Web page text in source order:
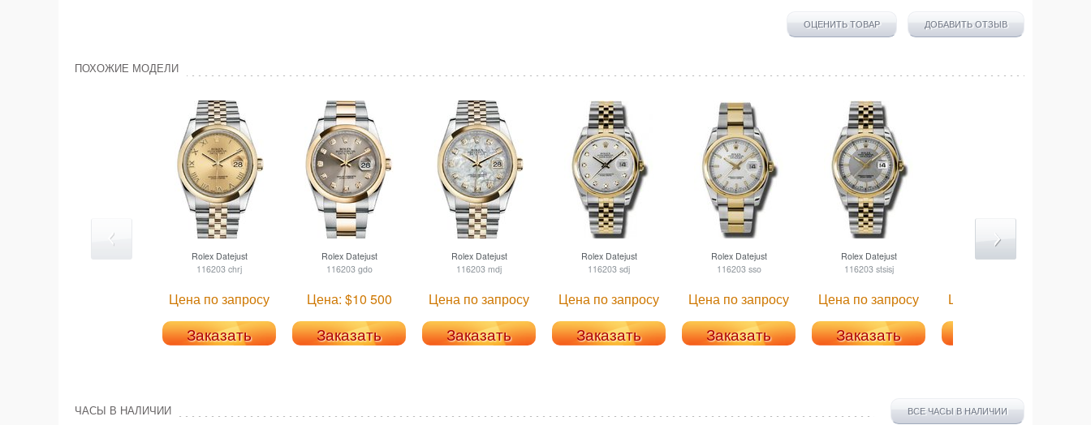
ОЦЕНИТЬ ТОВАР ДОБАВИТЬ ОТЗЫВ
ПОХОЖИЕ МОДЕЛИ
RolexDatejust
116203 chrj
Цена по запросу
Заказать
RolexDatejust
116203 gdo
Цена: $10 500
Заказать
RolexDatejust
116203 mdj
Цена по запросу
Заказать
RolexDatejust
116203 sdj
Цена по запросу
Заказать
RolexDatejust
116203 sso
Цена по запросу
Заказать
RolexDatejust
116203 stsisj
Цена по запросу
Заказать
Rolex
Datejust
Цена по запросу
ЧАСЫ В НАЛИЧИИ ВСЕ ЧАСЫ В НАЛИЧИИ